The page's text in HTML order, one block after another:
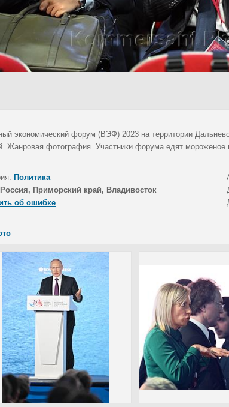
экономический форум (ВЭФ) 2023 на территории
Жанровая фотография. Участники форума едят
Политика
Россия, Приморский край, Владивосток
об ошибке